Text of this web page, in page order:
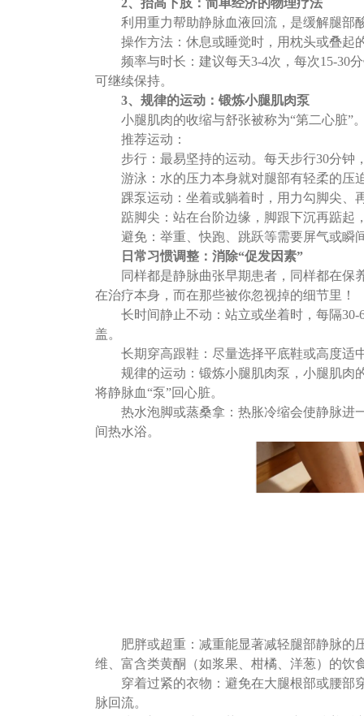
2、 抬高下肢：简单经济的物理疗法
利用重力帮助静脉血液回流，是缓解腿部
操作方法：休息或睡觉时，用枕头或叠起
频率与时长：建议每天3-4次，每次15-30
可继续保持。
3、 规律的运动：锻炼小腿肌肉泵
小腿肌肉的收缩与舒张被称为“第二心脏”
推荐运动：
步行：最易坚持的运动。每天步行30分钟
游泳：水的压力本身就对腿部有轻柔的压
踝泵运动：坐着或躺着时，用力勾脚尖、
踮脚尖：站在台阶边缘，脚跟下沉再踮起
避免：举重、快跑、跳跃等需要屏气或瞬
日常习惯调整：消除“促发因素”
同样都是静脉曲张早期患者，同样都在保
在治疗本身，而在那些被你忽视掉的细节里！
长时间静止不动 ： 站立或坐着时，每隔30-
盖。
长期穿高跟鞋 ： 尽量选择平底鞋或高度适
规律的运动：锻炼小腿肌肉泵 ， 小腿肌肉
将静脉血“泵”回心脏。
热水泡脚或蒸桑拿 ： 热胀冷缩会使静脉进
间热水浴。
肥胖或超重 ： 减重能显著减轻腿部静脉的
维、富含类黄酮（如浆果、柑橘、洋葱）的饮
穿着过紧的衣物 ： 避免在大腿根部或腰部
脉回流。